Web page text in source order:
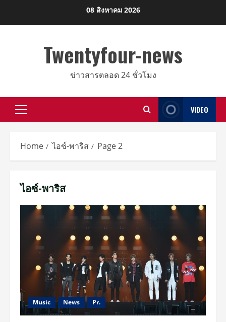
08 สิงหาคม 2026
Twentyfour-news
ข่าวสารตลอด 24 ชั่วโมง
Primary
VIDEO
Home ไอซ์-พาริส Page 2
ไอซ์-พาริส
Music News Pr.